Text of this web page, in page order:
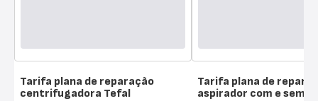
Tarifa plana de reparação
centrifugadora Tefal
Tarifa plana de
aspirador com e sem